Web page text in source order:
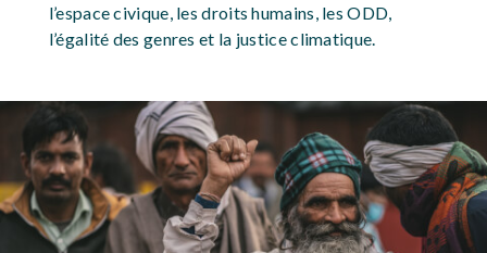
l’espace civique, les droits humains, les ODD,
l’égalité des genres et la justice climatique.